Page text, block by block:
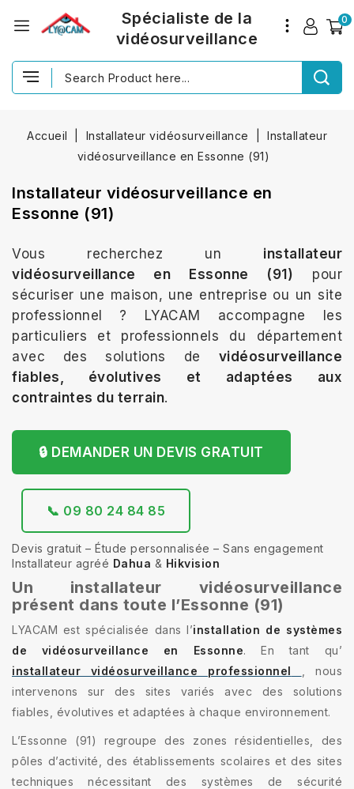
0
Spécialiste de la
vidéosurveillance
Accueil Installateur vidéosurveillance
Installateur
vidéosurveillance en Essonne (91)
Installateur vidéosurveillance en
Essonne (91)
Vous recherchez un installateur
vidéosurveillance en Essonne (91) pour
sécuriser une maison, une entreprise ou un site
professionnel ? LYACAM accompagne les
particuliers et professionnels du département
avec des solutions de vidéosurveillance
fiables, évolutives et adaptées aux
contraintes du terrain.
🔒 DEMANDER UN DEVIS GRATUIT
📞 09 80 24 84 85
Devis gratuit – Étude personnalisée – Sans engagement
Installateur agréé Dahua & Hikvision
Un installateur vidéosurveillance
présent dans toute l’Essonne (91)
LYACAM est spécialisée dans l’installation de systèmes
de vidéosurveillance en Essonne. En tant qu’
installateur vidéosurveillance professionnel
, nous
intervenons sur des sites variés avec des solutions
fiables, évolutives et adaptées à chaque environnement.
L’Essonne (91) regroupe des zones résidentielles, des
pôles d’activité, des établissements scolaires et des sites
techniques nécessitant des systèmes de sécurité